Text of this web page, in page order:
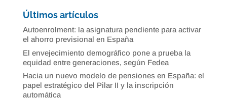
Últimos artículos
Autoenrolment: la asignatura pendiente para activar
el ahorro previsional en España
El envejecimiento demográfico pone a prueba la
equidad entre generaciones, según Fedea
Hacia un nuevo modelo de pensiones en España: el
papel estratégico del Pilar II y la inscripción
automática